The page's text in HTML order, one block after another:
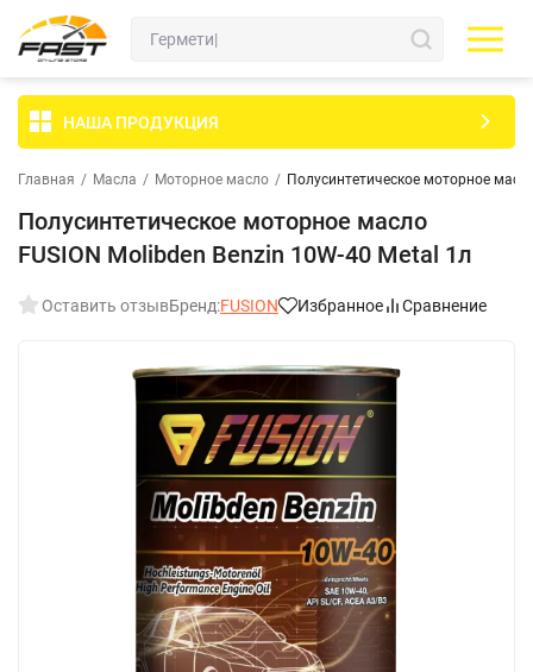
НАША ПРОДУКЦИЯ
Главная / Масла / Моторное масло / Полуcинтетическое моторное
Полуcинтетическое моторное масло
FUSION Molibden Benzin 10W-40 Metal 1л
Оставить отзывБренд:FUSION Избранное Сравнение